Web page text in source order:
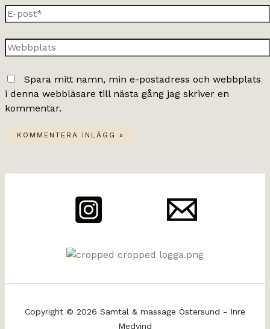
E-
post*
Webbplats
Spara mitt namn, min e-postadress och webbplats
i denna webbläsare till nästa gång jag skriver en
kommentar.
Copyright © 2026 Samtal & massage Östersund - Inre
Medvind